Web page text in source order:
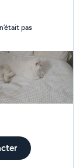
à
à mon
chats à mon
passionnée.
déplace dans
pas